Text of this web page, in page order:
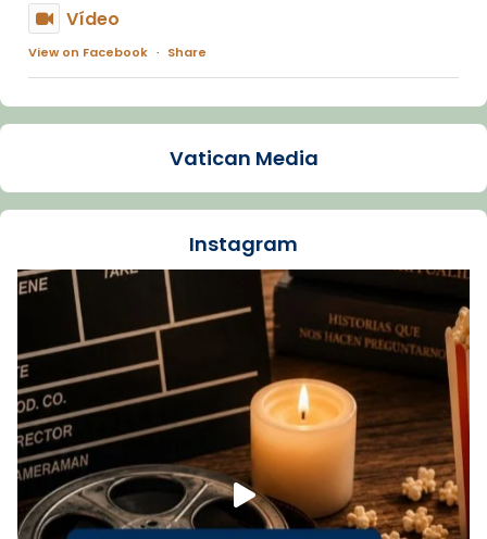
Vídeo
View on Facebook · Share
Arquebisbat de Barcelona
La Carmina va patir depressió. Fa gairebé
dos mesos, a l'Estadi Lluís Companys, la
Recupera l'entrevista comp
Vatican
tican News 👇
www.vaticannews.va/es/iglesia/news/2026-
07/carmina-historia-depresion-papa-viaje-
espana-testimoni...
Foto
View on Facebook · Share
Vatican Media
Instagram